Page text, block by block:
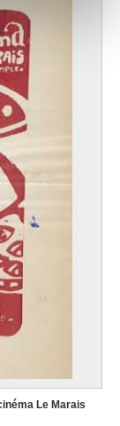
Le Marais